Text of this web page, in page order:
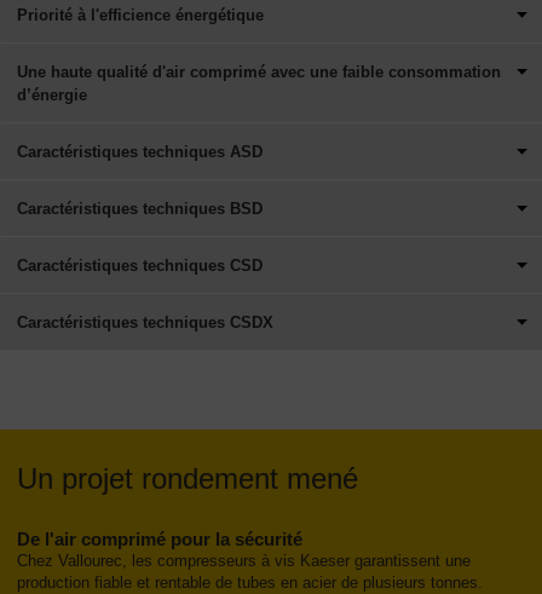
Priorité à l'efficience énergétique
Une haute qualité d'air comprimé avec une faible consommation
d’énergie
Caractéristiques techniques ASD
Caractéristiques techniques BSD
Caractéristiques techniques CSD
Caractéristiques techniques CSDX
Un projet rondement mené
De l'air comprimé pour la sécurité
Chez Vallourec, les compresseurs à vis Kaeser garantissent une
production fiable et rentable de tubes en acier de plusieurs tonnes.